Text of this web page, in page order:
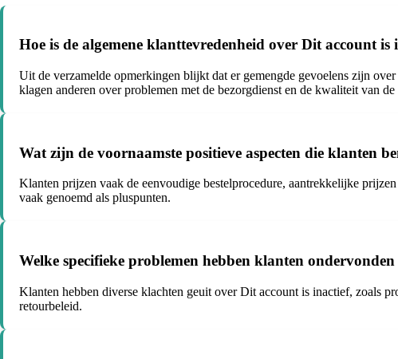
Hoe is de algemene klanttevredenheid over Dit account is
Uit de verzamelde opmerkingen blijkt dat er gemengde gevoelens zijn
klagen anderen over problemen met de bezorgdienst en de kwaliteit van de
Wat zijn de voornaamste positieve aspecten die klanten
Klanten prijzen vaak de eenvoudige bestelprocedure, aantrekkelijke
vaak genoemd als pluspunten.
Welke specifieke problemen hebben klanten
Klanten hebben diverse klachten geuit over Dit account is inactief, zoals
retourbeleid.